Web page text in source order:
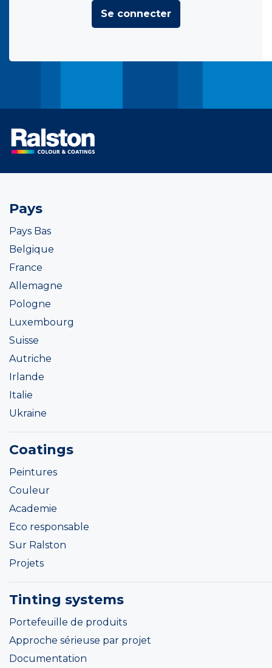
Se connecter
Pays
Pays Bas
Belgique
France
Allemagne
Pologne
Luxembourg
Suisse
Autriche
Irlande
Italie
Ukraine
Coatings
Peintures
Couleur
Academie
Eco responsable
Sur Ralston
Projets
Tinting systems
Portefeuille de produits
Approche sérieuse par projet
Documentation